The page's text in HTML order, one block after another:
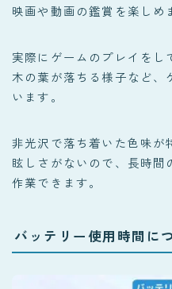
映画や動画の鑑賞を楽しめ
実際にゲームのプレイをし
木の葉が落ちる様子など、
います。
非光沢で落ち着いた色味が
眩しさがないので、長時間
作業できます。
バッテリー使用時間に